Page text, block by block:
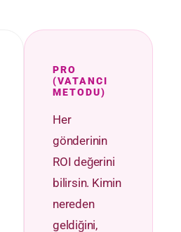
PRO
(VATANCI
METODU)
Her
gönderinin
ROI değerini
bilirsin. Kimin
nereden
geldiğini,